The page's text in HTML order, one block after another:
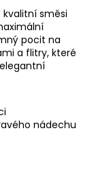
kvalitní směsi
pocit na
a flitry, které
nádechu